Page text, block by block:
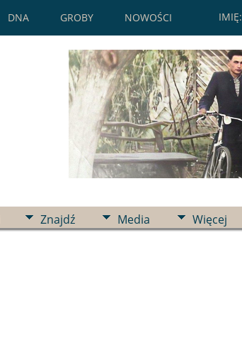
DNA GROBY NOWOŚCI IMIĘ:
Znajdź Media Więcej